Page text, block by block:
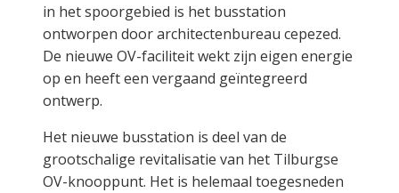
in het spoorgebied is het busstation
ontworpen door architectenbureau cepezed.
De nieuwe OV-faciliteit wekt zijn eigen energie
op en heeft een vergaand geïntegreerd
ontwerp.
Het nieuwe busstation is deel van de
grootschalige revitalisatie van het Tilburgse
OV-knooppunt. Het is helemaal toegesneden